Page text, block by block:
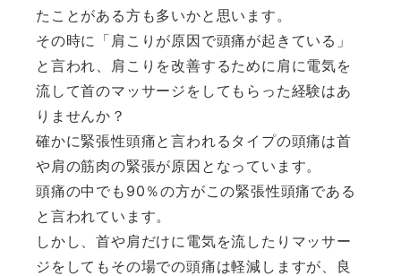
たことがある方も多いかと思います。
その時に「肩こりが原因で頭痛が起きている」
と言われ、肩こりを改善するために肩に電気を
流して首のマッサージをしてもらった経験はあ
りませんか？
確かに緊張性頭痛と言われるタイプの頭痛は首
や肩の筋肉の緊張が原因となっています。
頭痛の中でも90％の方がこの緊張性頭痛である
と言われています。
しかし、首や肩だけに電気を流したりマッサー
ジをしてもその場での頭痛は軽減しますが、良